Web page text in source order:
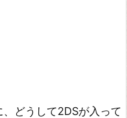
、どうして2DSが入って